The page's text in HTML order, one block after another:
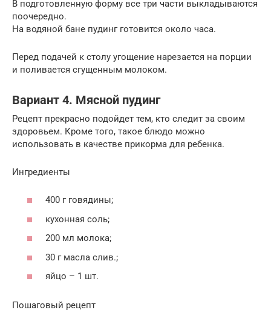
В подготовленную форму все три части выкладываются
поочередно.
На водяной бане пудинг готовится около часа.
Перед подачей к столу угощение нарезается на порции
и поливается сгущенным молоком.
Вариант 4. Мясной пудинг
Рецепт прекрасно подойдет тем, кто следит за своим
здоровьем. Кроме того, такое блюдо можно
использовать в качестве прикорма для ребенка.
Ингредиенты
400 г говядины;
кухонная соль;
200 мл молока;
30 г масла слив.;
яйцо – 1 шт.
Пошаговый рецепт